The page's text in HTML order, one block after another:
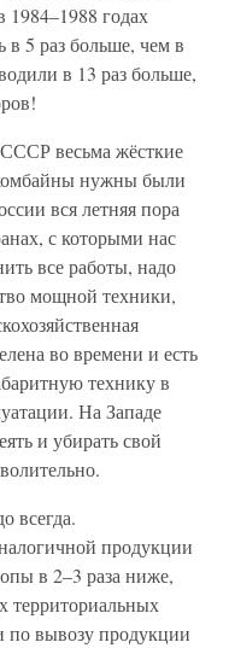
годах
в 5 раз больше, чем в
в 13 раз больше,
весьма жёсткие
нужны были
вся летняя пора
с которыми нас
все работы, надо
мощной техники,
во времени и есть
технику в
На Западе
и убирать свой
всегда.
продукции
в 2–3 раза ниже,
по вывозу продукции